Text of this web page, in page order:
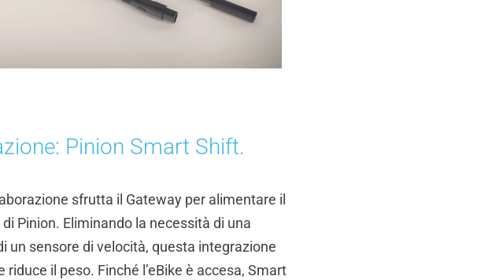
Pinion Smart Shift.
sfrutta il Gateway per alimentare il
Pinion. Eliminando la necessità di una
un sensore di velocità, questa integrazione
riduce il peso. Finché l’eBike è accesa, Smart